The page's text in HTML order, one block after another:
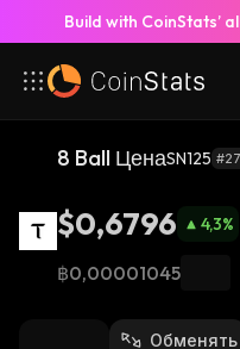
Build with CoinStats’
8 Ball ЦенаSN125
$0,6796 4,3%
฿0,00001045
Обменять